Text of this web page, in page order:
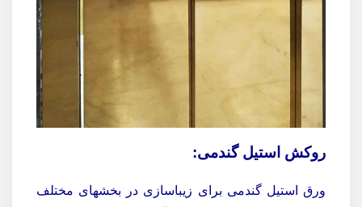
روکش استیل گندمی:
ورق استیل گندمی برای زیباسازی در بخشهای مختلف